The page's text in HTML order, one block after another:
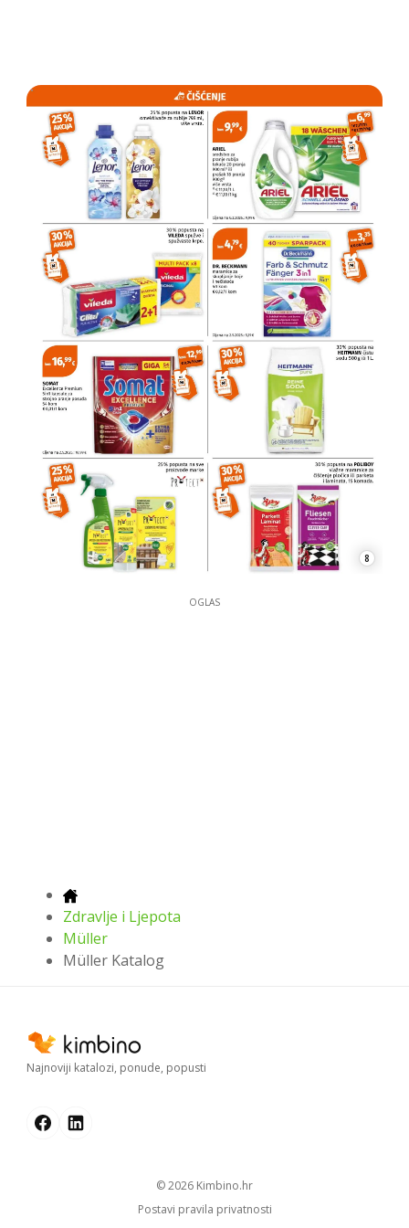
8
OGLAS
Zdravlje i Ljepota
Müller
Müller Katalog
Najnoviji katalozi, ponude, popusti
© 2026
kimbino.hr
Postavi pravila privatnosti